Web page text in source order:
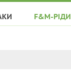
F&M-РІДИ